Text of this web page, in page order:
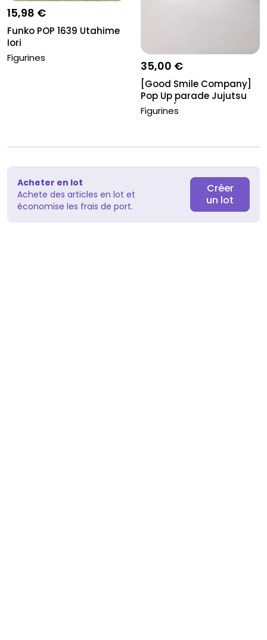
15,98 €
Funko POP 1639 Utahime
Iori
Figurines
35,00 €
[Good Smile Company]
Pop Up parade Jujutsu
Kaisen/...
Figurines
Acheter en lot
Achete des articles en lot et
économise les frais de port.
Créer
un lot